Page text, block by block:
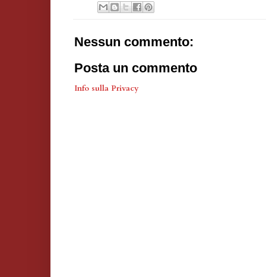
Nessun commento:
Posta un commento
Info sulla Privacy